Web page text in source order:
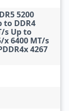
5200
to DDR4
s Up to
x 6400 MT/s
4267